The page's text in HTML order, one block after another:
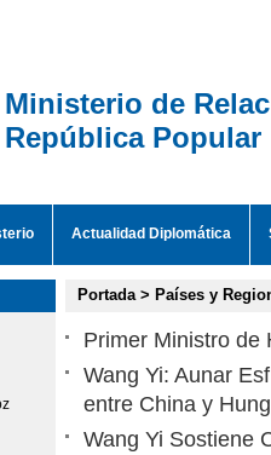
Ministerio de
República Popular
Actualidad Diplomática
Portada> Países y
Primer Ministro de
Wang Yi: Aunar
entre China y
Wang Yi Sostiene